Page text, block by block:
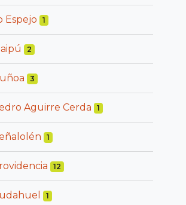
Espejo 1
2
3
Aguirre Cerda 1
1
12
1